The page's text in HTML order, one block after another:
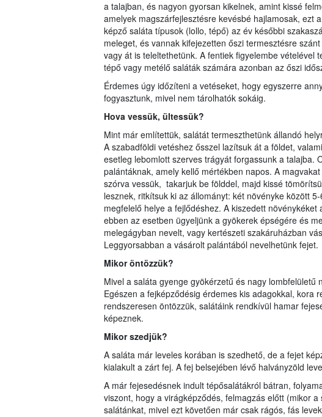
a talajban, és nagyon gyorsan kikelnek, amint kissé
amelyek magszárfejlesztésre kevésbé hajlamosak, ezt
képző saláta típusok (lollo, tépő) az év későbbi
meleget, és vannak kifejezetten őszi termesztésre
vagy át is teleltethetünk. A fentiek figyelembe vételével
tépő vagy metélő saláták számára azonban az őszi
Érdemes úgy időzíteni a vetéseket, hogy egyszerre
fogyasztunk, mivel nem tárolhatók sokáig.
Hova vessük, ültessük?
Mint már említettük, salátát termeszthetünk állandó
A szabadföldi vetéshez ősszel lazítsuk át a földet,
esetleg lebomlott szerves trágyát forgassunk a talajba.
palántáknak, amely kellő mértékben napos. A
szórva vessük, takarjuk be földdel, majd kissé
lesznek, ritkítsuk ki az állományt: két növényke között
megfelelő helye a fejlődéshez. A kiszedett
ebben az esetben ügyeljünk a gyökerek épségére és
melegágyban nevelt, vagy kertészeti szakáruházban
Leggyorsabban a vásárolt palántából nevelhetünk fejet.
Mikor öntözzük?
Mivel a saláta gyenge gyökérzetű és nagy lombfelületű
Egészen a fejképződésig érdemes kis adagokkal, kora
rendszeresen öntözzük, salátáink rendkívül hamar
képeznek.
Mikor szedjük?
A saláta már leveles korában is szedhető, de a fejet
kialakult a zárt fej. A fej belsejében lévő halványzöld
A már fejesedésnek indult tépősalátákról bátran,
viszont, hogy a virágképződés, felmagzás előtt (mikor
salátánkat, mivel ezt követően már csak rágós, fás